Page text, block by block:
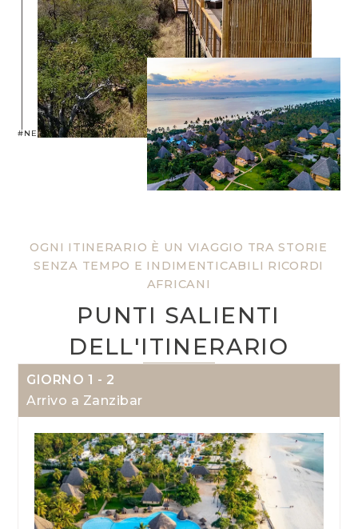
#NEPTUNEXPERIENCE
OGNI ITINERARIO È UN VIAGGIO TRA STORIE
SENZA TEMPO E INDIMENTICABILI RICORDI
AFRICANI
PUNTI SALIENTI
DELL'ITINERARIO
GIORNO 1 - 2
Arrivo a Zanzibar